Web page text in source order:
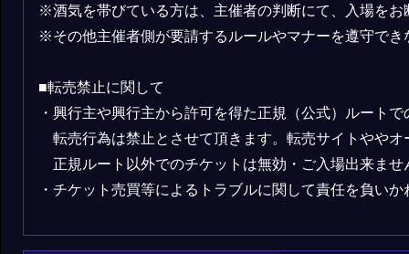
※酒気を帯びている方は、主催者の判断にて、入場を
※その他主催者側が要請するルールやマナーを遵守で
■転売禁止に関して
・興行主や興行主から許可を得た正規（公式）ルート
転売行為は禁止とさせて頂きます。転売サイトやや
正規ルート以外でのチケットは無効・ご入場出来ま
・チケット売買等によるトラブルに関して責任を負いか